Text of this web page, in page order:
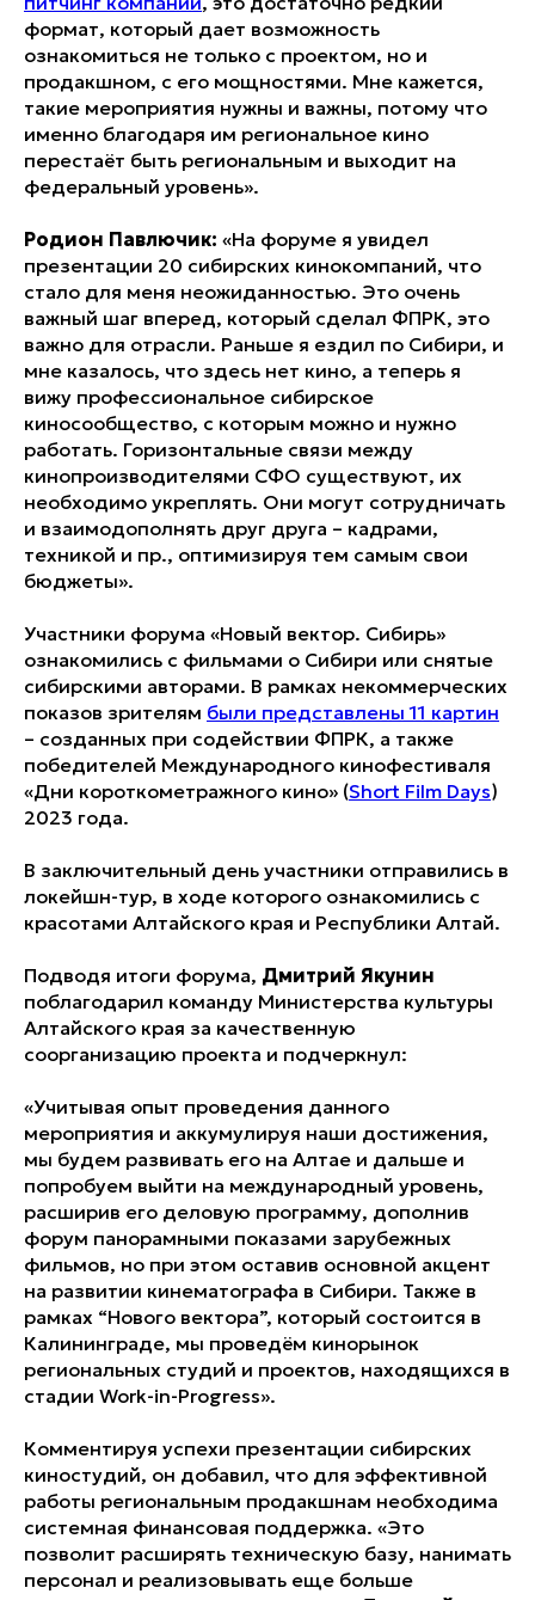
формат, который дает возможность
ознакомиться не только с проектом, но и
продакшном, с его мощностями. Мне кажется,
такие мероприятия нужны и важны, потому что
именно благодаря им региональное кино
перестаёт быть региональным и выходит на
федеральный уровень».
Родион Павлючик: «На форуме я увидел
презентации 20 сибирских кинокомпаний, что
стало для меня неожиданностью. Это очень
важный шаг вперед, который сделал ФПРК, это
важно для отрасли. Раньше я ездил по Сибири, и
мне казалось, что здесь нет кино, а теперь я
вижу профессиональное сибирское
киносообщество, с которым можно и нужно
работать. Горизонтальные связи между
кинопроизводителями СФО существуют, их
необходимо укреплять. Они могут сотрудничать
и взаимодополнять друг друга – кадрами,
техникой и пр., оптимизируя тем самым свои
бюджеты».
Участники форума «Новый вектор. Сибирь»
ознакомились с фильмами о Сибири или снятые
сибирскими авторами. В рамках некоммерческих
показов зрителям были представлены 11 картин
– созданных при содействии ФПРК, а также
победителей Международного кинофестиваля
«Дни короткометражного кино» (Short Film Days)
2023 года.
В заключительный день участники отправились в
локейшн-тур, в ходе которого ознакомились с
красотами Алтайского края и Республики Алтай.
Подводя итоги форума, Дмитрий Якунин
поблагодарил команду Министерства культуры
Алтайского края за качественную
соорганизацию проекта и подчеркнул:
«Учитывая опыт проведения данного
мероприятия и аккумулируя наши достижения,
мы будем развивать его на Алтае и дальше и
попробуем выйти на международный уровень,
расширив его деловую программу, дополнив
форум панорамными показами зарубежных
фильмов, но при этом оставив основной акцент
на развитии кинематографа в Сибири. Также в
рамках “Нового вектора”, который состоится в
Калининграде, мы проведём кинорынок
региональных студий и проектов, находящихся в
стадии Work-in-Progress».
Комментируя успехи презентации сибирских
киностудий, он добавил, что для эффективной
работы региональным продакшнам необходима
системная финансовая поддержка. «Это
позволит расширять техническую базу, нанимать
персонал и реализовывать еще больше